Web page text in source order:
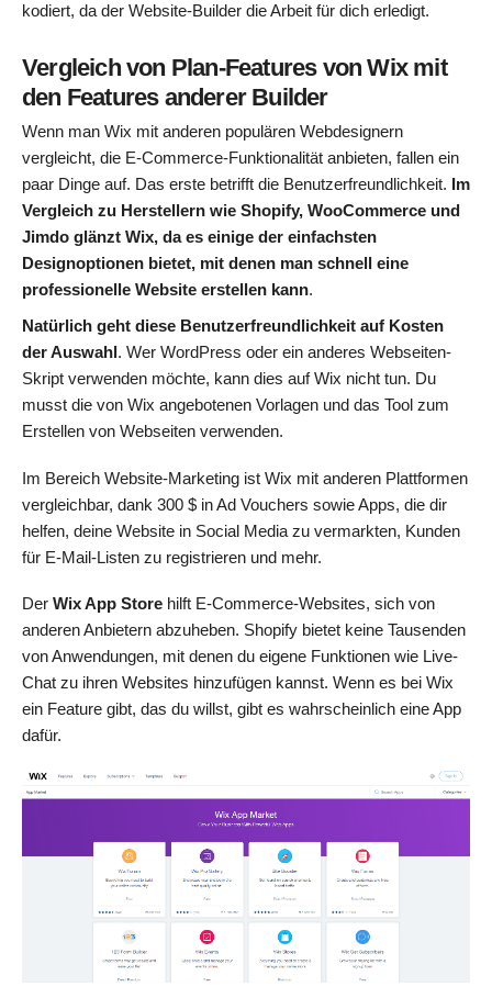
kodiert, da der Website-Builder die Arbeit für dich erledigt.
Vergleich von Plan-Features von Wix mit
den Features anderer Builder
Wenn man Wix mit anderen populären Webdesignern
vergleicht, die E-Commerce-Funktionalität anbieten, fallen ein
paar Dinge auf. Das erste betrifft die Benutzerfreundlichkeit. Im
Vergleich zu Herstellern wie Shopify, WooCommerce und
Jimdo glänzt Wix, da es einige der einfachsten
Designoptionen bietet, mit denen man schnell eine
professionelle Website erstellen kann.
Natürlich geht diese Benutzerfreundlichkeit auf Kosten
der Auswahl. Wer WordPress oder ein anderes Webseiten-
Skript verwenden möchte, kann dies auf Wix nicht tun. Du
musst die von Wix angebotenen Vorlagen und das Tool zum
Erstellen von Webseiten verwenden.
Im Bereich Website-Marketing ist Wix mit anderen Plattformen
vergleichbar, dank 300 $ in Ad Vouchers sowie Apps, die dir
helfen, deine Website in Social Media zu vermarkten, Kunden
für E-Mail-Listen zu registrieren und mehr.
Der Wix App Store hilft E-Commerce-Websites, sich von
anderen Anbietern abzuheben. Shopify bietet keine Tausenden
von Anwendungen, mit denen du eigene Funktionen wie Live-
Chat zu ihren Websites hinzufügen kannst. Wenn es bei Wix
ein Feature gibt, das du willst, gibt es wahrscheinlich eine App
dafür.